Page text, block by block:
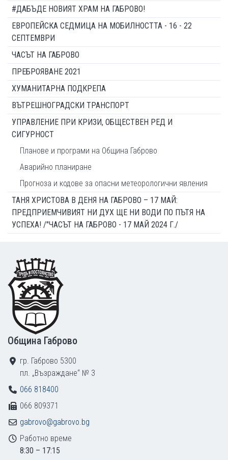
#ДАБЪДЕ НОВИЯТ ХРАМ НА ГАБРОВО!
ЕВРОПЕЙСКА СЕДМИЦА НА МОБИЛНОСТТА - 16 - 22
СЕПТЕМВРИ
ЧАСЪТ НА ГАБРОВО
ПРЕБРОЯВАНЕ 2021
ХУМАНИТАРНА ПОДКРЕПА
ВЪТРЕШНОГРАДСКИ ТРАНСПОРТ
УПРАВЛЕНИЕ ПРИ КРИЗИ, ОБЩЕСТВЕН РЕД И
СИГУРНОСТ
Планове и програми на Община Габрово
Аварийно планиране
Прогноза и кодове за опасни метеорологични явления
ТАНЯ ХРИСТОВА В ДЕНЯ НА ГАБРОВО – 17 МАЙ:
ПРЕДПРИЕМЧИВИЯТ НИ ДУХ ЩЕ НИ ВОДИ ПО ПЪТЯ НА
УСПЕХА! /"ЧАСЪТ НА ГАБРОВО - 17 МАЙ 2024 Г./
Footer
Община Габрово
гр. Габрово 5300
пл. „Възраждане“ № 3
066 818400
066 809371
gabrovo@gabrovo.bg
Работно време
8:30 – 17:15